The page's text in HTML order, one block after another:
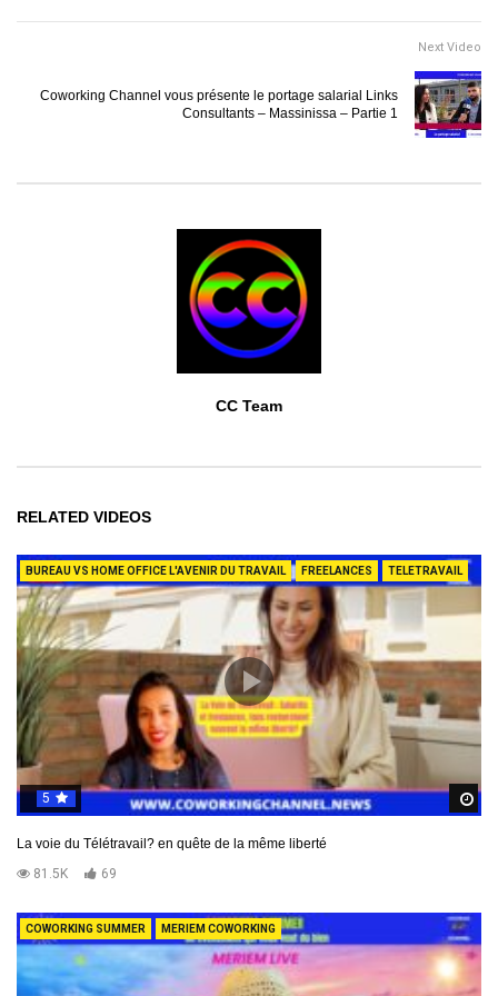
Next Video
Coworking Channel vous présente le portage salarial Links
Consultants – Massinissa – Partie 1
CC Team
RELATED VIDEOS
BUREAU VS HOME OFFICE L'AVENIR DU TRAVAIL FREELANCES TELETRAVAIL
5
La voie du Télétravail? en quête de la même liberté
81.5K
69
COWORKING SUMMER MERIEM COWORKING